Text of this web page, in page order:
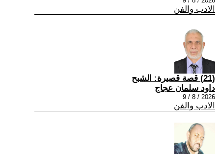
الادب والفن
(21) قصة قصيرة: الشبح
داود سلمان عجاج
2026 / 8 / 9
الادب والفن